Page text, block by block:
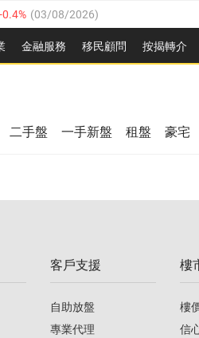
-0.4% (03/08/2026)
(03/08/2026)
-0.8% (03/08/2026)
0.9% 03/08/2026
金融服務 移民顧問 按揭轉介
03/08/2026)
二手盤 一手新盤 租盤 豪宅
客戶支援
自助放盤
專業代理
樓
樓
信